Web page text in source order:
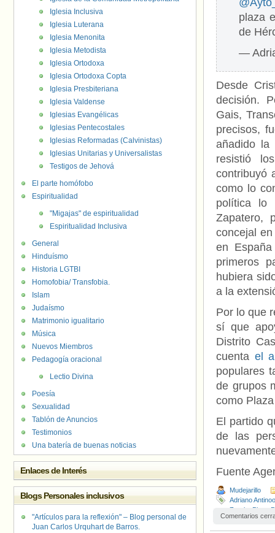
plaza
de
—
Desde
decisión.
Gais,
precisos,
añadido la
resistió
contribuyó
como lo
política lo
Zapatero,
concejal
en
primeros
hubiera
a la
Por lo que
sí que
Distrito
cuenta el
populares
de grupos
como
El partido
de las
Fuente
Mudejarillo
Adriano Antinoo
Zerolo
Plaza
Comentarios
Iglesia Inclusiva
Iglesia Luterana
Iglesia Menonita
Iglesia Metodista
Iglesia Ortodoxa
Iglesia Ortodoxa Copta
Iglesia Presbiteriana
Iglesia Valdense
Iglesias Evangélicas
Iglesias Pentecostales
Iglesias Reformadas (Calvinistas)
Iglesias Unitarias y Universalistas
Testigos de Jehová
El parte homófobo
Espiritualidad
"Migajas" de espiritualidad
Espiritualidad Inclusiva
General
Hinduísmo
Historia LGTBI
Homofobia/ Transfobia.
Islam
Judaísmo
Matrimonio igualitario
Música
Nuevos Miembros
Pedagogía oracional
Lectio Divina
Poesía
Sexualidad
Tablón de Anuncios
Testimonios
Una batería de buenas noticias
Enlaces de Interés
Blogs Personales inclusivos
"Artículos para la reflexión" – Blog personal de
Juan Carlos Urquhart de Barros.